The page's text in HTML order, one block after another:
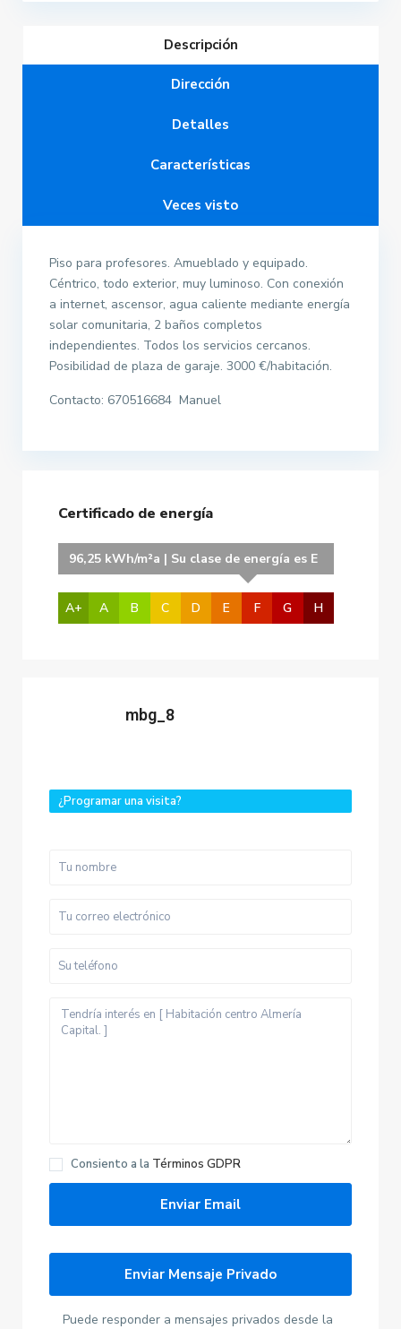
Descripción
Dirección
Detalles
Características
Veces visto
Piso para profesores. Amueblado y equipado.
Céntrico, todo exterior, muy luminoso. Con conexión
a internet, ascensor, agua caliente mediante energía
solar comunitaria, 2 baños completos
independientes. Todos los servicios cercanos.
Posibilidad de plaza de garaje. 3000 €/habitación.
Contacto: 670516684 Manuel
Certificado de energía
A+ A B C D
96,25 kWh/m²a | Su clase de energía es E
E F G H
mbg_8
¿Programar una visita?
Consiento a la Términos GDPR
Puede responder a mensajes privados desde la